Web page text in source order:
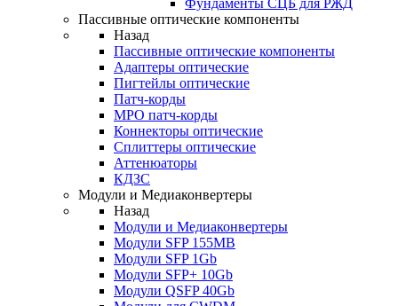
Фундаменты СЦБ для РЖД
Пассивные оптические компоненты
Назад
Пассивные оптические компоненты
Адаптеры оптические
Пигтейлы оптические
Патч-корды
MPO патч-корды
Коннекторы оптические
Сплиттеры оптические
Аттенюаторы
КДЗС
Модули и Медиаконвертеры
Назад
Модули и Медиаконвертеры
Модули SFP 155MB
Модули SFP 1Gb
Модули SFP+ 10Gb
Модули QSFP 40Gb